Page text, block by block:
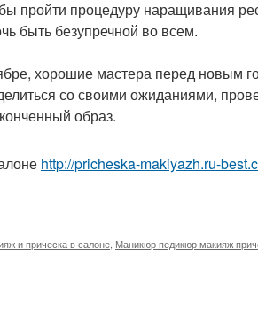
пройти процедуру наращивания
быть безупречной во всем.
хорошие мастера перед новым
со своими ожиданиями,
образ.
http://pricheska-makiyazh.ru-
и прическа в салоне Маникюр педикюр макияж